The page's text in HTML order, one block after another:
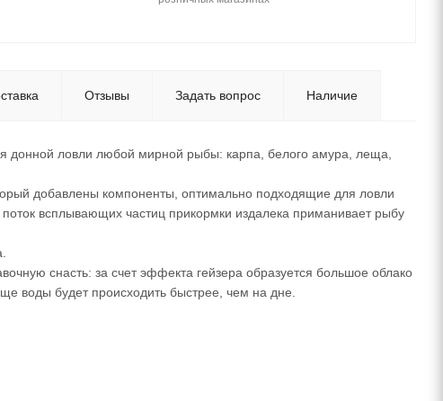
Отзывы Задать вопрос Наличие
донной ловли любой мирной рыбы: карпа, белого амура, леща,
добавлены компоненты, оптимально подходящие для ловли
всплывающих частиц прикормки издалека приманивает рыбу
снасть: за счет эффекта гейзера образуется большое облако
воды будет происходить быстрее, чем на дне.